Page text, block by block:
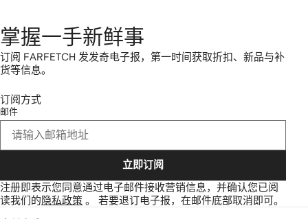
掌握一手新鲜事
订阅 FARFETCH 发发奇电子报，第一时间获取折扣、新品与补
货等信息。
订阅方式
邮件
立即订阅
注册即表示您同意通过电子邮件接收营销信息，并确认您已阅
读我们的 隐私政策 。 若要退订电子报，在邮件底部取消即可。